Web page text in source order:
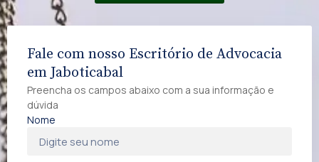
Fale com nosso Escritório de Advocacia
em Jaboticabal
Preencha os campos abaixo com a sua informação e
dúvida
Nome